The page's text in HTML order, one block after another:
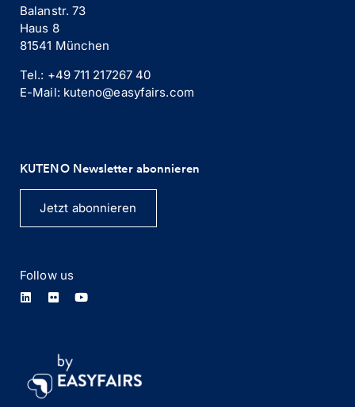
Balanstr. 73
Haus 8
81541 München
Tel.: +49 711 217267 40
E-Mail: kuteno@easyfairs.com
KUTENO Newsletter abonnieren
Jetzt abonnieren
Follow us